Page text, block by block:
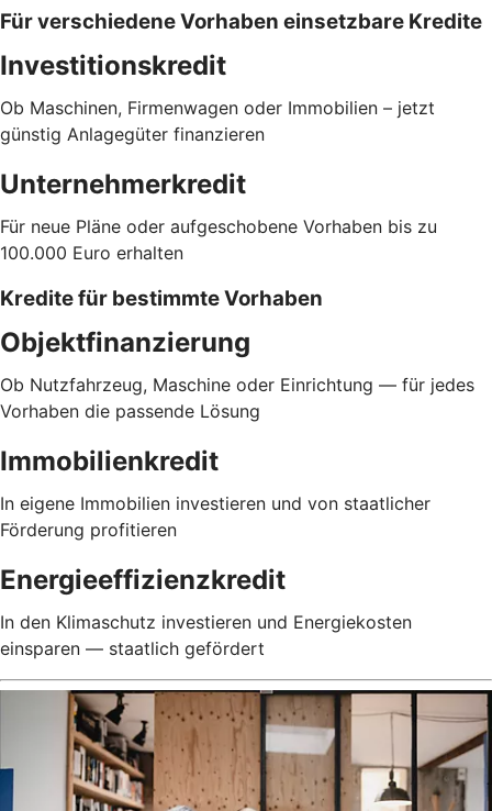
Für verschiedene Vorhaben einsetzbare Kredite
Investitionskredit
Ob Maschinen, Firmenwagen oder Immobilien – jetzt
günstig Anlagegüter finanzieren
Unternehmerkredit
Für neue Pläne oder aufgeschobene Vorhaben bis zu
100.000 Euro erhalten
Kredite für bestimmte Vorhaben
Objektfinanzierung
Ob Nutzfahrzeug, Maschine oder Einrichtung — für jedes
Vorhaben die passende Lösung
Immobilienkredit
In eigene Immobilien investieren und von staatlicher
Förderung profitieren
Energieeffizienzkredit
In den Klimaschutz investieren und Energiekosten
einsparen — staatlich gefördert